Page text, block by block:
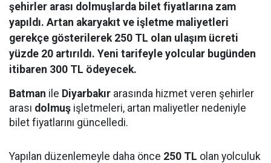
şehirler arası dolmuşlarda bilet fiyatlarına zam
yapıldı. Artan akaryakıt ve işletme maliyetleri
gerekçe gösterilerek 250 TL olan ulaşım ücreti
yüzde 20 artırıldı. Yeni tarifeyle yolcular bugünden
itibaren 300 TL ödeyecek.
Batman ile Diyarbakır arasında hizmet veren şehirler
arası dolmuş işletmeleri, artan maliyetler nedeniyle
bilet fiyatlarını güncelledi.
Yapılan düzenlemeyle daha önce 250 TL olan yolculuk